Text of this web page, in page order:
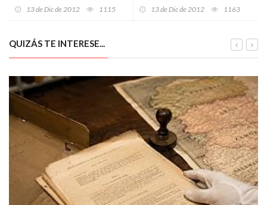
13 de Dic de 2012 1115 13 de Dic de 2012 1163
QUIZÁS TE INTERESE...